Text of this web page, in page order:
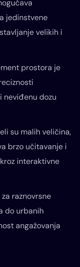
jedinstvene
velikih i
prostora je
neviđenu dozu
su malih veličina,
brzo učitavanje i
interaktivne
raznovrsne
do urbanih
angažovanja